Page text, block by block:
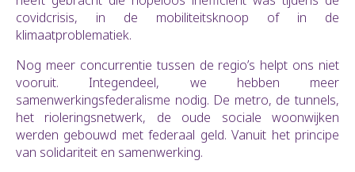
covidcrisis, in de mobiliteitsknoop of in de
klimaatproblematiek.
Nog meer concurrentie tussen de regio’s helpt ons niet
vooruit. Integendeel, we hebben meer
samenwerkingsfederalisme nodig. De metro, de tunnels,
het rioleringsnetwerk, de oude sociale woonwijken
werden gebouwd met federaal geld. Vanuit het principe
van solidariteit en samenwerking.